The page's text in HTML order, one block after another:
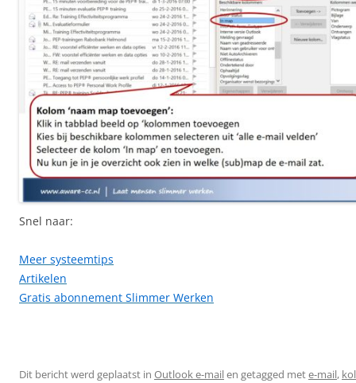
Snel naar:
Meer systeemtips
Artikelen
Gratis abonnement Slimmer Werken
Dit bericht werd geplaatst in Outlook e-mailen getagged mete-mail,